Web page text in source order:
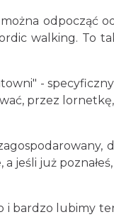
odpocząć
walking. To
-
przez
jeśli już
bardzo lubimy